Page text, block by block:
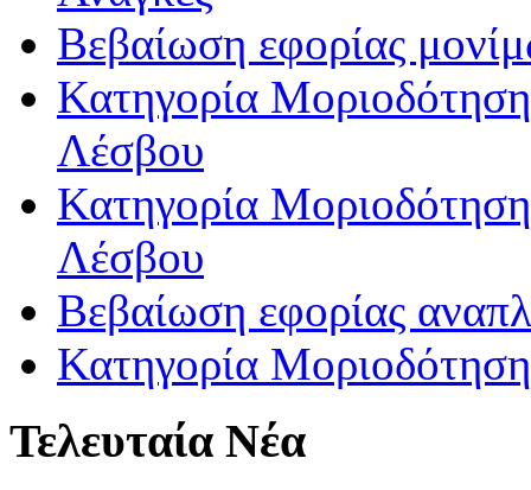
Βεβαίωση εφορίας
Κατηγορία
Λέσβου
Κατηγορία
Λέσβου
Βεβαίωση εφορίας
Κατηγορία
Τελευταία Νέα